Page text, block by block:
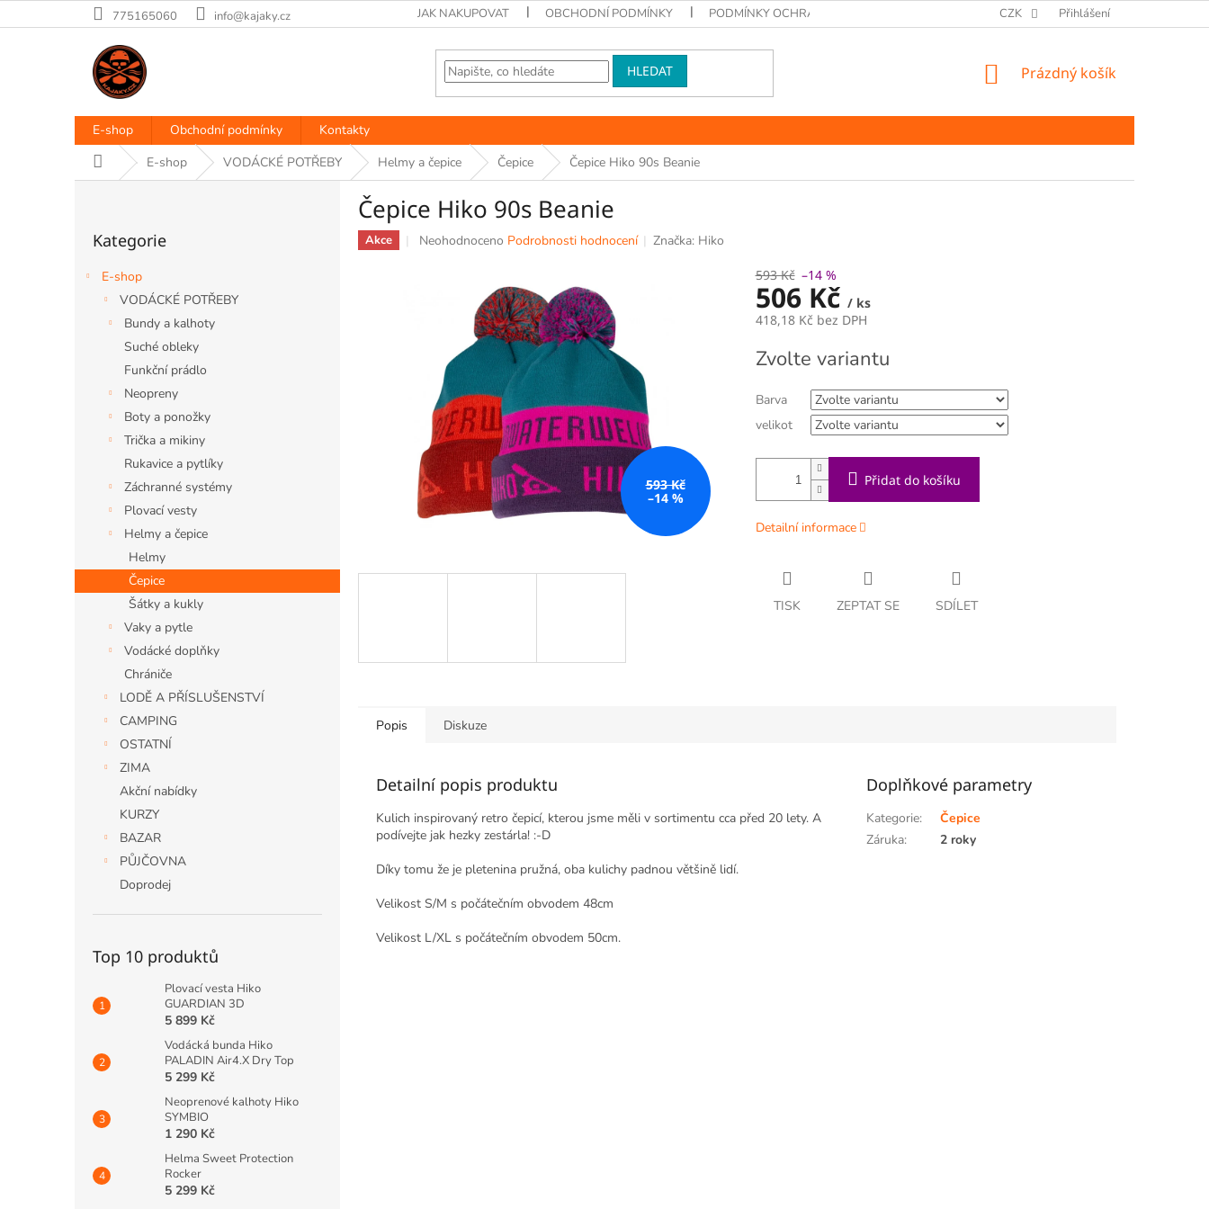
na
775165060 info@kajaky.cz JAK NAKUPOVAT OBCHODNÍ PODMÍNKY PODMÍNKY OCHRANY OSOBNÍCH ÚDAJŮ CZK Přihlášení
HLEDAT
NÁKUPNÍ
Prázdný košík
E-shop Obchodní podmínky
Kontakty
Domů E-shop VODÁCKÉ POTŘEBY Helmy a čepice Čepice Čepice Hiko 90s Beanie
kategorie
Kategorie
E-shop
VODÁCKÉ POTŘEBY
Bundy a kalhoty
Suché obleky
Funkční prádlo
Neopreny
Boty a ponožky
Trička a mikiny
Rukavice a pytlíky
Záchranné systémy
Plovací vesty
Helmy a čepice
Helmy
Čepice
Šátky a kukly
Vaky a pytle
Vodácké doplňky
Chrániče
LODĚ A PŘÍSLUŠENSTVÍ
CAMPING
OSTATNÍ
ZIMA
Akční nabídky
KURZY
BAZAR
PŮJČOVNA
Doprodej
Top 10 produktů
Plovací vesta Hiko
GUARDIAN 3D
5 899 Kč
Vodácká bunda Hiko
PALADIN Air4.X Dry Top
5 299 Kč
Neoprenové kalhoty Hiko
SYMBIO
1 290 Kč
Helma Sweet Protection
Rocker
5 299 Kč
Čepice Hiko 90s Beanie
Akce
Průměrné
hvězdiček.
Neohodnoceno Podrobnosti hodnocení Značka: Hiko
593 Kč
–14 %
593 Kč –14 %
506 Kč / ks
418,18 Kč bez DPH
cena:
Zvolte variantu
Barva
velikot
Přidat do košíku
Detailní informace
TISK ZEPTAT SE SDÍLET
Popis Diskuze
Detailní popis produktu
Kulich inspirovaný retro čepicí, kterou jsme měli v sortimentu cca před 20 lety. A
podívejte jak hezky zestárla! :-D
Díky tomu že je pletenina pružná, oba kulichy padnou většině lidí.
Velikost S/M s počátečním obvodem 48cm
Velikost L/XL s počátečním obvodem 50cm.
Doplňkové parametry
Kategorie:
Čepice
Záruka: 2 roky